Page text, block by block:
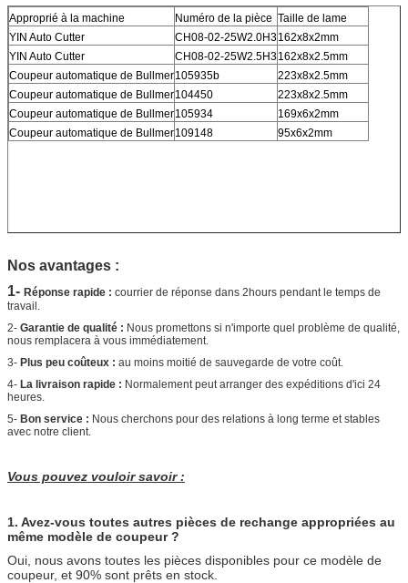
Approprié à la machine Numéro de la pièce Taille de lame
YIN Auto Cutter
CH08-02-25W2.0H3162x8x2mm
YIN Auto Cutter
CH08-02-25W2.5H3162x8x2.5mm
Coupeur automatique de Bullmer105935b
223x8x2.5mm
Coupeur automatique de Bullmer104450
223x8x2.5mm
Coupeur automatique de Bullmer105934
169x6x2mm
Coupeur automatique de Bullmer109148 95x6x2mm
Nos avantages :
1- Réponse rapide : courrier de réponse dans 2hours pendant le temps de
travail.
2- Garantie de qualité : Nous promettons si n'importe quel problème de qualité,
nous remplacera à vous immédiatement.
3- Plus peu coûteux : au moins moitié de sauvegarde de votre coût.
4- La livraison rapide : Normalement peut arranger des expéditions d'ici 24
heures.
5- Bon service : Nous cherchons pour des relations à long terme et stables
avec notre client.
Vous pouvez vouloir savoir :
1. Avez-vous toutes autres pièces de rechange appropriées au
même modèle de coupeur ?
Oui, nous avons toutes les pièces disponibles pour ce modèle de
coupeur, et 90% sont prêts en stock.